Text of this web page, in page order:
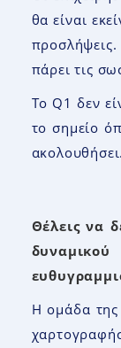
θα είναι
πάρει τις
Το Q1 δεν
το σημείο
ακολουθήσει.
Θέλεις να
Η ομάδα της